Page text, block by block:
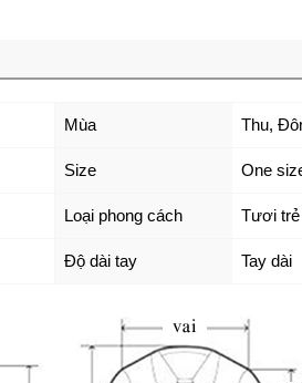
Mùa Thu,
Size One
Loại phong cách Tươi trẻ
Độ dài tay Tay dài